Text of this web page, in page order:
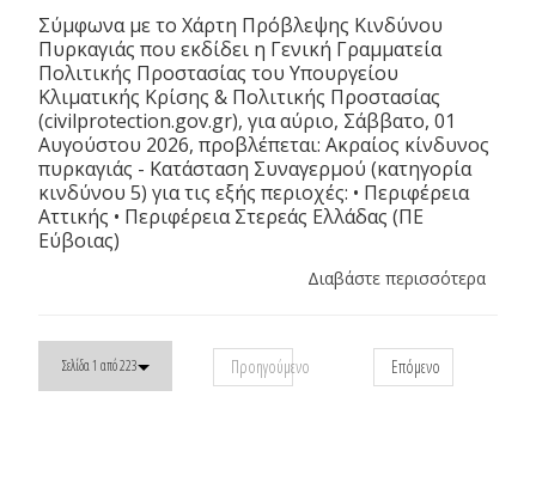
Σύμφωνα με το Χάρτη Πρόβλεψης Κινδύνου
Πυρκαγιάς που εκδίδει η Γενική Γραμματεία
Πολιτικής Προστασίας του Υπουργείου
Κλιματικής Κρίσης & Πολιτικής Προστασίας
(civilprotection.gov.gr), για αύριο, Σάββατο, 01
Αυγούστου 2026, προβλέπεται: Ακραίος κίνδυνος
πυρκαγιάς - Κατάσταση Συναγερμού (κατηγορία
κινδύνου 5) για τις εξής περιοχές: • Περιφέρεια
Αττικής • Περιφέρεια Στερεάς Ελλάδας (ΠΕ
Εύβοιας)
Διαβάστε περισσότερα
Σελίδα 1 από 223 Προηγούμενο Επόμενο